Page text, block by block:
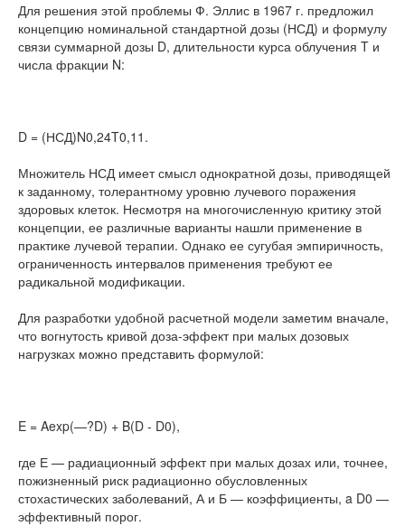
Для решения этой проблемы Ф. Эллис в 1967 г. предложил
концепцию номинальной стандартной дозы (НСД) и формулу
связи суммарной дозы D, длительности курса облучения T и
числа фракции N:
D = (НСД)N0,24T0,11.
Множитель НСД имеет смысл однократной дозы, приводящей
к заданному, толерантному уровню лучевого поражения
здоровых клеток. Несмотря на многочисленную критику этой
концепции, ее различные варианты нашли применение в
практике лучевой терапии. Однако ее сугубая эмпиричность,
ограниченность интервалов применения требуют ее
радикальной модификации.
Для разработки удобной расчетной модели заметим вначале,
что вогнутость кривой доза-эффект при малых дозовых
нагрузках можно представить формулой:
E = Aexp(—?D) + B(D - D0),
где Е — радиационный эффект при малых дозах или, точнее,
пожизненный риск радиационно обусловленных
стохастических заболеваний, А и Б — коэффициенты, a D0 —
эффективный порог.